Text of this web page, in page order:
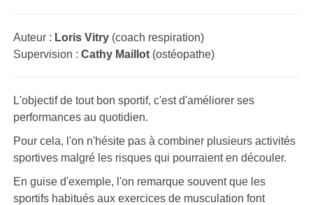
Auteur : Loris Vitry (coach respiration)
Supervision :Cathy Maillot (ostéopathe)
L'objectif de tout bon sportif, c'est d'améliorer ses
performances au quotidien.
Pour cela, l'on n'hésite pas à combiner plusieurs activités
sportives malgré les risques qui pourraient en découler.
En guise d'exemple, l'on remarque souvent que les
sportifs habitués aux exercices de musculation font